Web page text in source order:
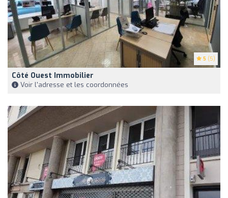
5 (5)
Côté Ouest Immobilier
Voir l'adresse et les coordonnées